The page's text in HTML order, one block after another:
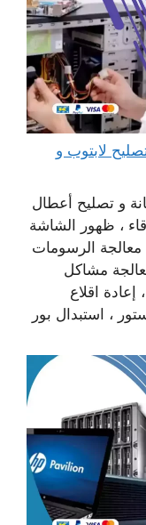
كمبيوتر صبحان 65511033 تصليح لابتوب و
و تصليح أعطال
، ظهور الشاشة
الرسومات
مشاكل
اقلاع
، استبدال بور